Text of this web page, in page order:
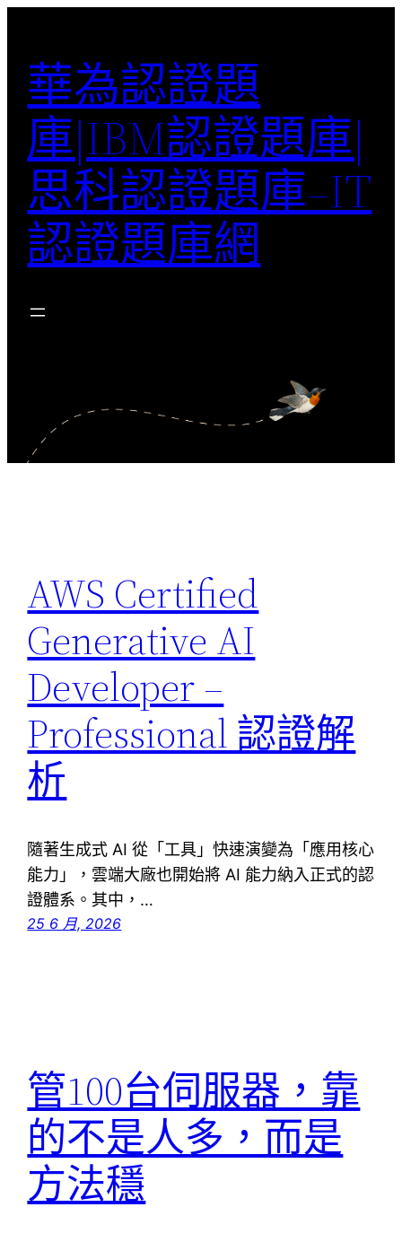
華為認證題
庫|IBM認證題庫|
思科認證題庫–IT
認證題庫網
AWS Certified
Generative AI
Developer –
Professional 認證解
析
隨著生成式 AI 從「工具」快速演變為「應用核心
能力」，雲端大廠也開始將 AI 能力納入正式的認
證體系。其中，…
25 6 月, 2026
管100台伺服器，靠
的不是人多，而是
方法穩